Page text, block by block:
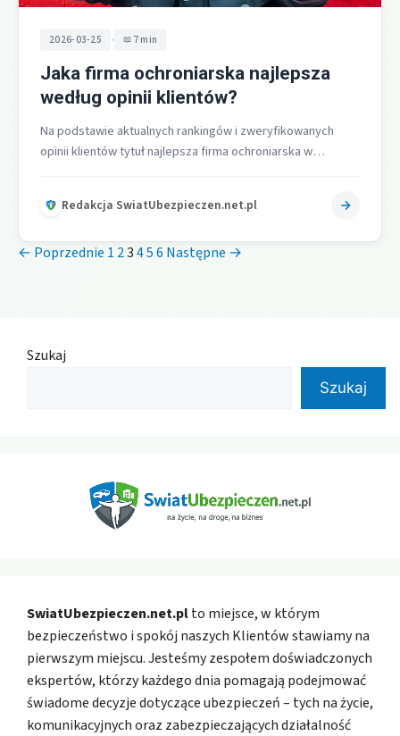
2026-03-25 • 7 min
Jaka firma ochroniarska najlepsza
według opinii klientów?
Na podstawie aktualnych rankingów i zweryfikowanych
opinii klientów tytuł najlepsza firma ochroniarska w
Redakcja SwiatUbezpieczen.net.pl
← Poprzednie 1 23456 Następne →
Szukaj
Szukaj
SwiatUbezpieczen.net.plto miejsce, w którym
bezpieczeństwo i spokój naszych Klientów stawiamy na
pierwszym miejscu. Jesteśmy zespołem doświadczonych
ekspertów, którzy każdego dnia pomagają podejmować
świadome decyzje dotyczące ubezpieczeń – tych na życie,
komunikacyjnych oraz zabezpieczających działalność